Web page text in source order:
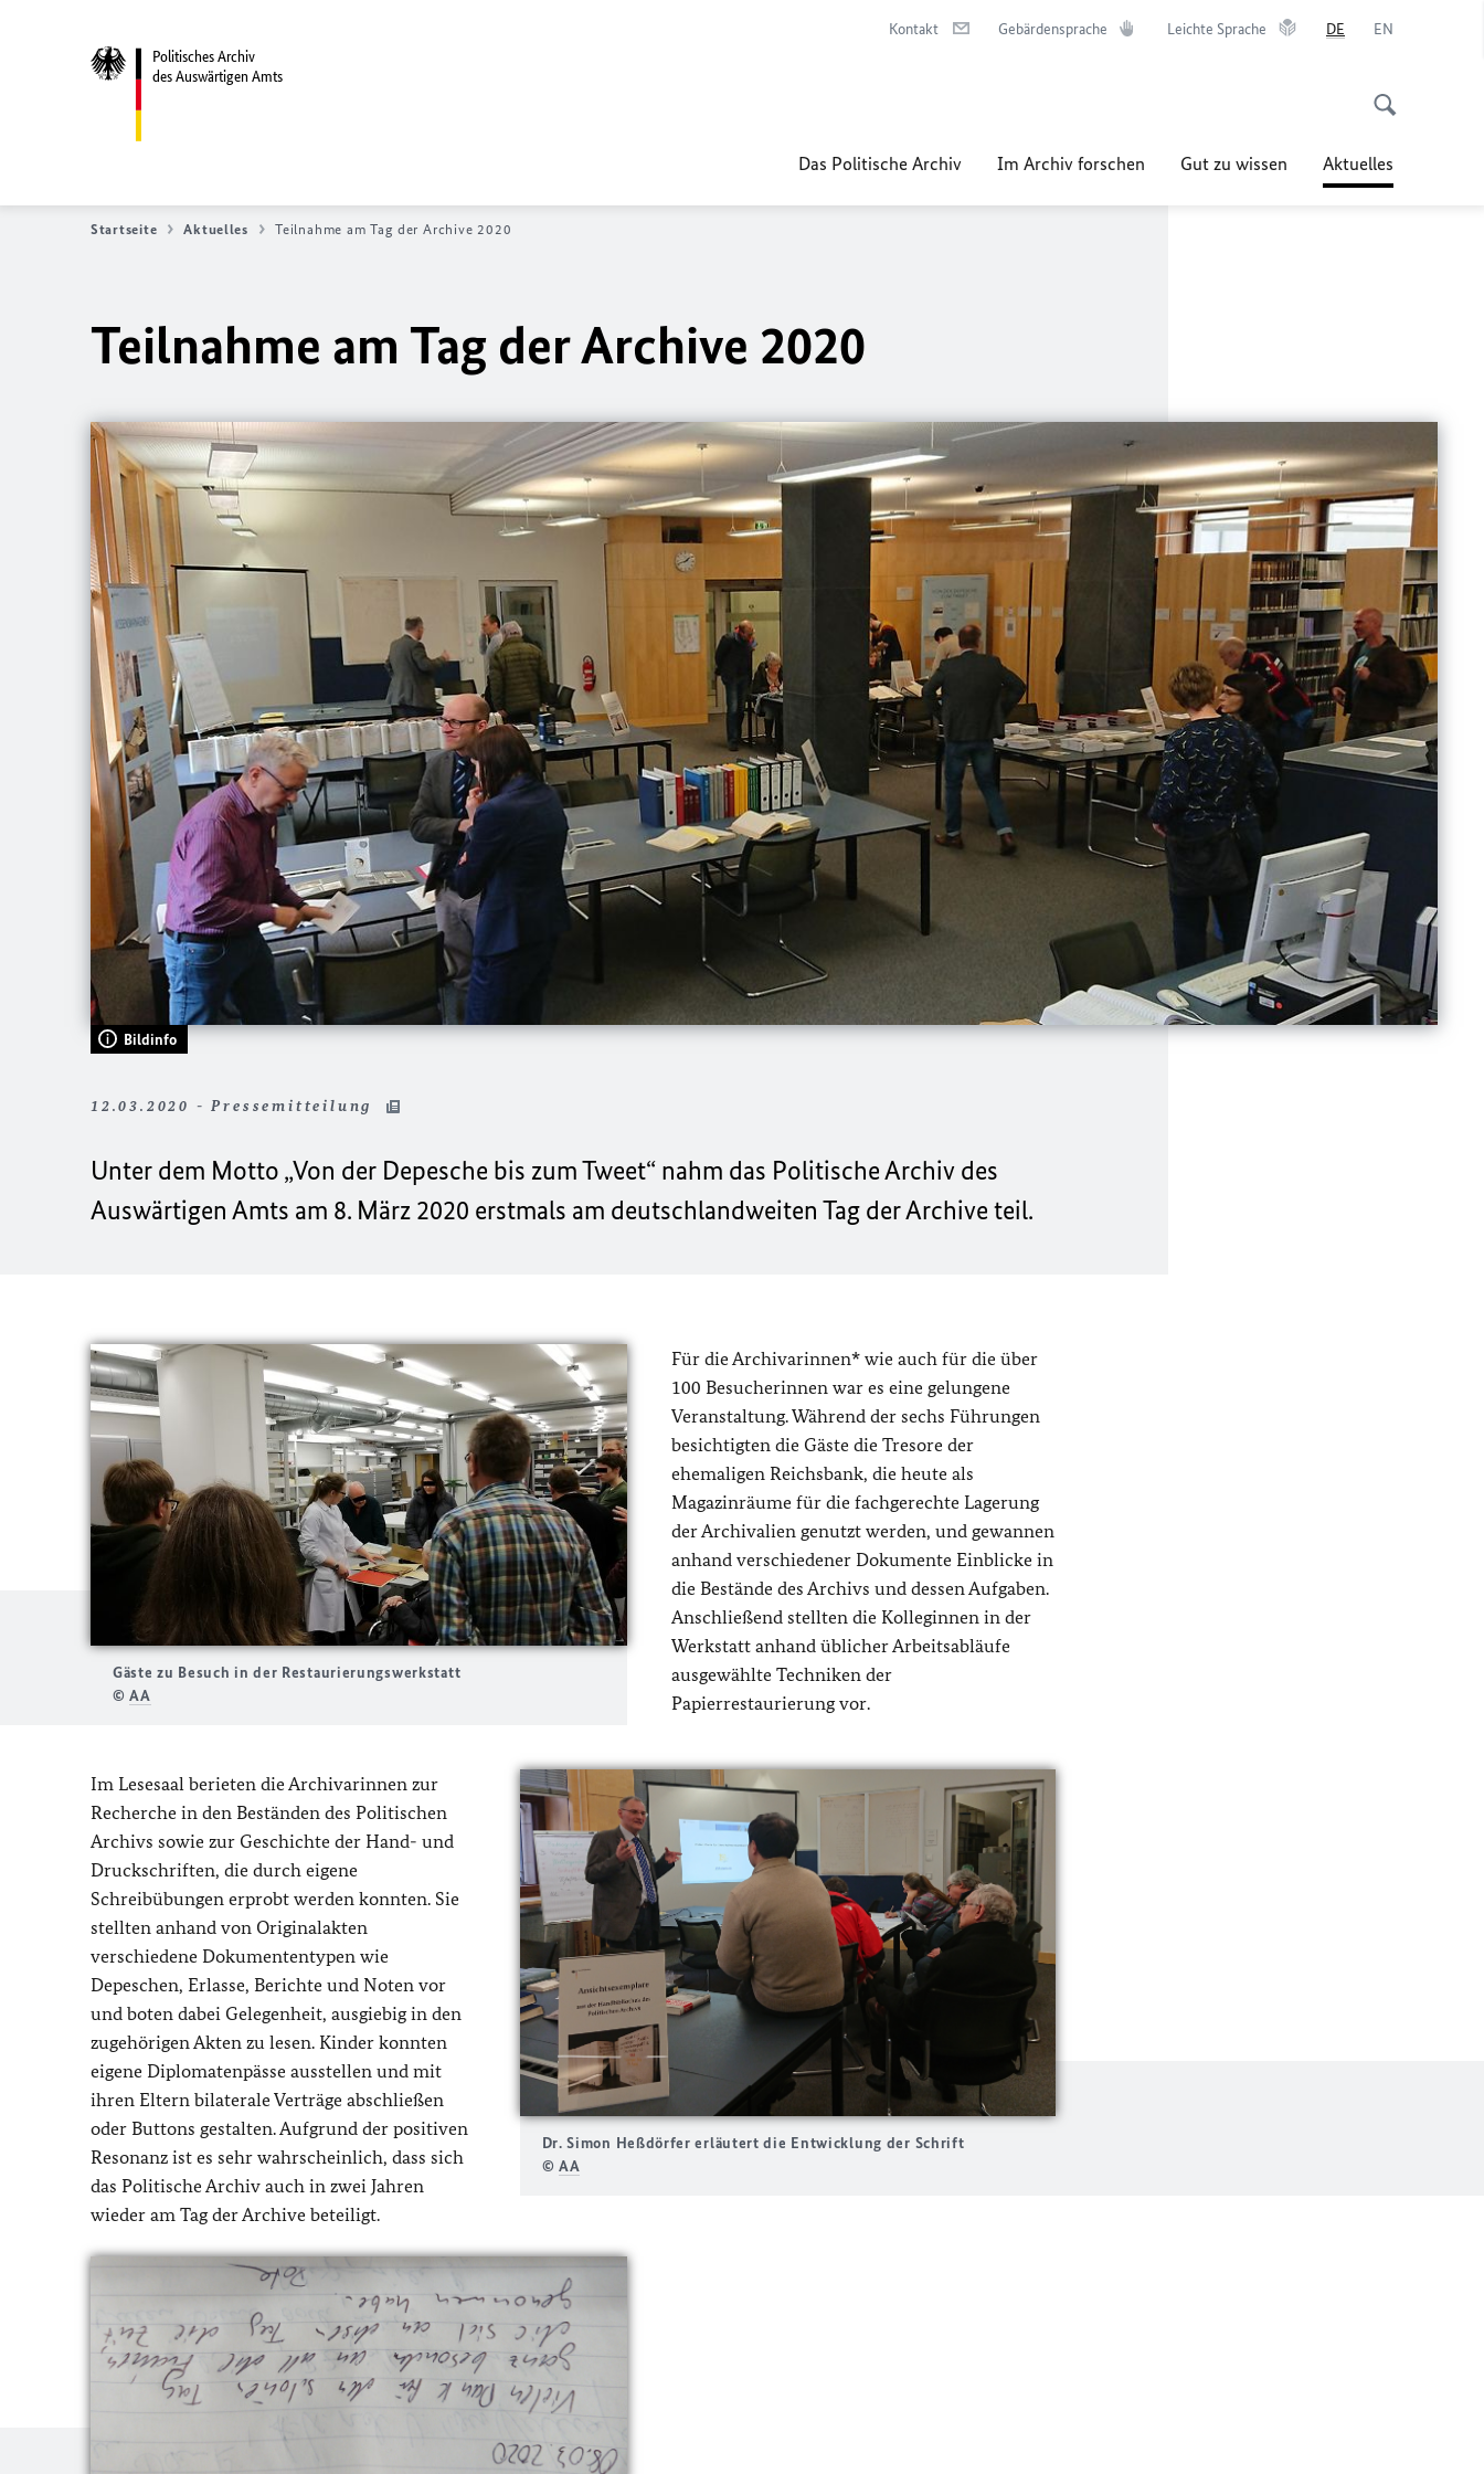
Politisches Archiv
des Auswärtigen Amts
Kontakt Gebärdensprache Leichte Sprache DE EN
Das Politische Archiv Im Archiv forschen Gut zu wissen Aktuelles
Startseite Aktuelles Teilnahme am Tag der Archive 2020
Teilnahme am Tag der Archive 2020
Bildinfo
12.03.2020 - Pressemitteilung
Unter dem Motto „Von der Depesche bis zum Tweet“ nahm das Politische Archiv des
Auswärtigen Amts am 8. März 2020 erstmals am deutschlandweiten Tag der Archive teil.
Gäste zu Besuch in der Restaurierungswerkstatt
©AA
Für die Archivarinnen* wie auch für die über
100 Besucherinnen war es eine gelungene
Veranstaltung. Während der sechs Führungen
besichtigten die Gäste die Tresore der
ehemaligen Reichsbank, die heute als
Magazinräume für die fachgerechte Lagerung
der Archivalien genutzt werden, und gewannen
anhand verschiedener Dokumente Einblicke in
die Bestände des Archivs und dessen Aufgaben.
Anschließend stellten die Kolleginnen in der
Werkstatt anhand üblicher Arbeitsabläufe
ausgewählte Techniken der
Papierrestaurierung vor.
Dr. Simon Heßdörfer erläutert die Entwicklung der Schrift
© AA
Im Lesesaal berieten die Archivarinnen zur
Recherche in den Beständen des Politischen
Archivs sowie zur Geschichte der Hand- und
Druckschriften, die durch eigene
Schreibübungen erprobt werden konnten. Sie
stellten anhand von Originalakten
verschiedene Dokumententypen wie
Depeschen, Erlasse, Berichte und Noten vor
und boten dabei Gelegenheit, ausgiebig in den
zugehörigen Akten zu lesen. Kinder konnten
eigene Diplomatenpässe ausstellen und mit
ihren Eltern bilaterale Verträge abschließen
oder Buttons gestalten. Aufgrund der positiven
Resonanz ist es sehr wahrscheinlich, dass sich
das Politische Archiv auch in zwei Jahren
wieder am Tag der Archive beteiligt.